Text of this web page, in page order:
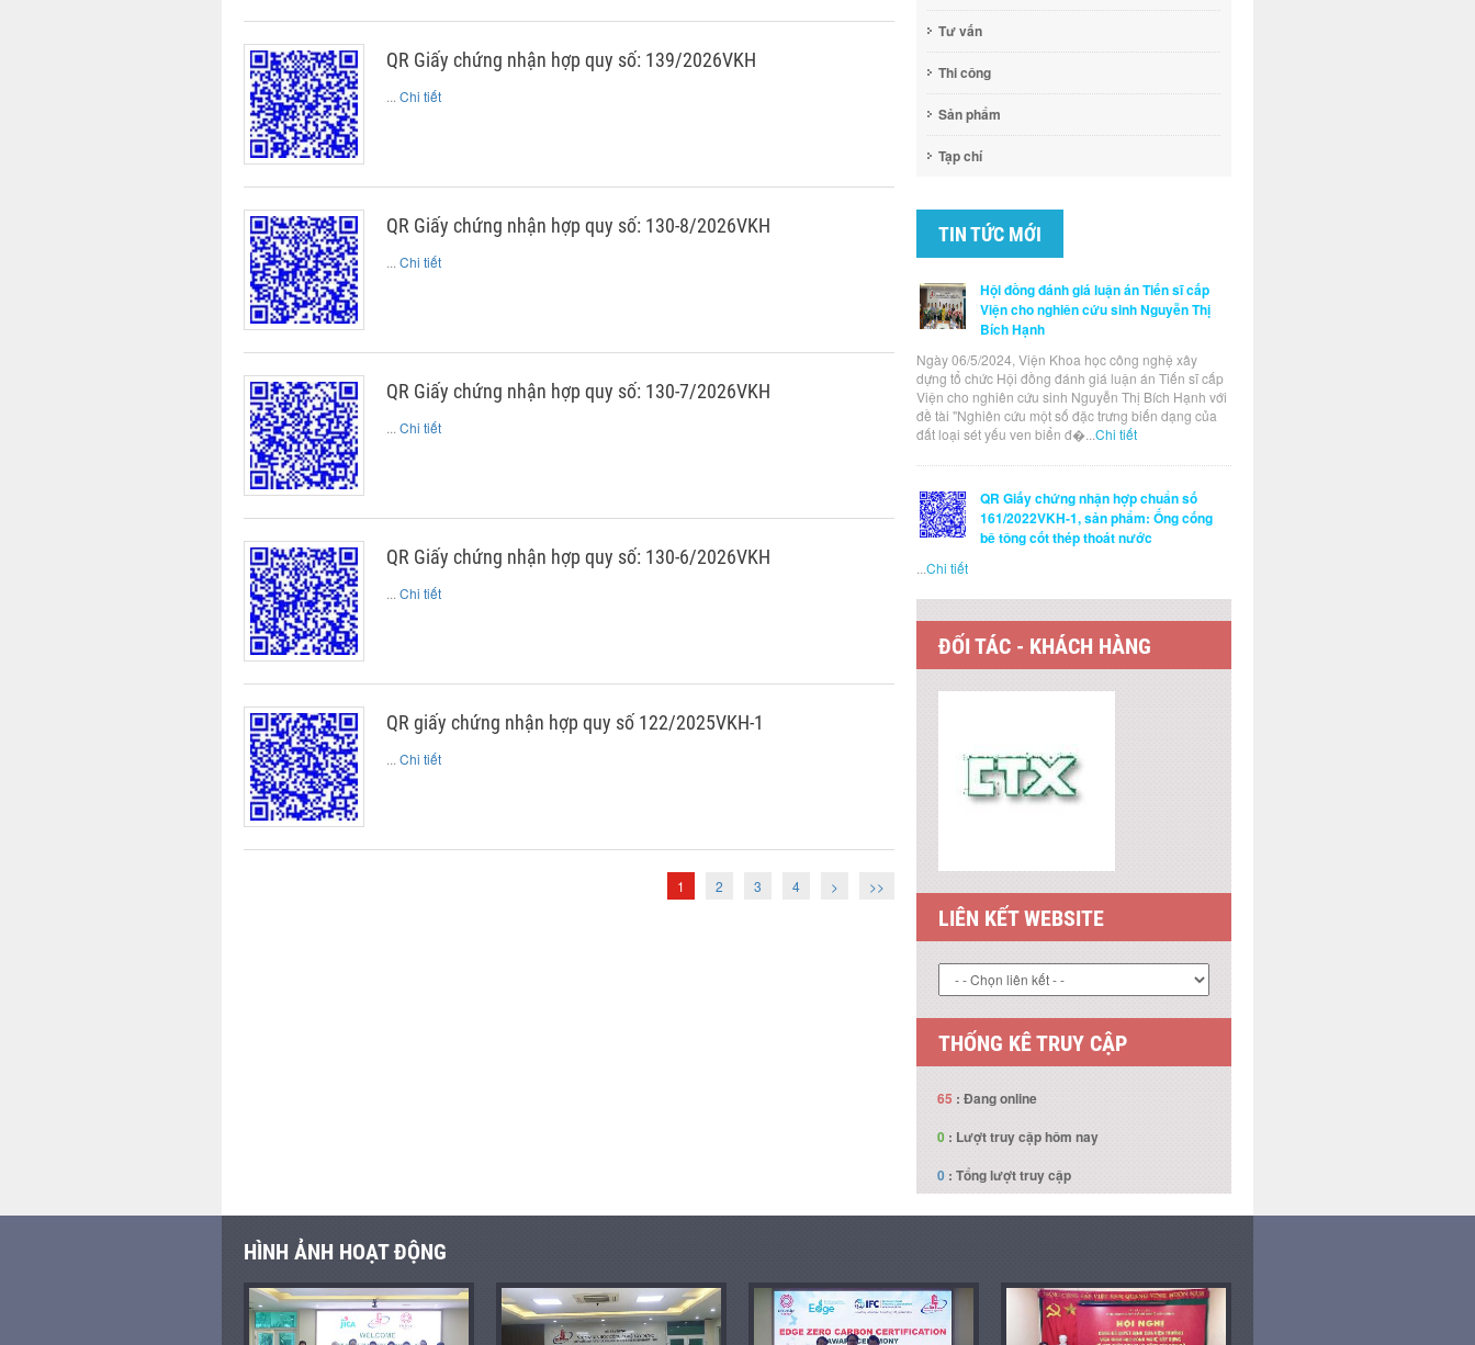
QR Giấy chứng nhận hợp quy số: 139/2026VKH
... Chi tiết
QR Giấy chứng nhận hợp quy số: 130-8/2026VKH
... Chi tiết
QR Giấy chứng nhận hợp quy số: 130-7/2026VKH
... Chi tiết
QR Giấy chứng nhận hợp quy số: 130-6/2026VKH
... Chi tiết
QR giấy chứng nhận hợp quy số 122/2025VKH-1
... Chi tiết
1 2 3 4 > >>
Tư vấn
Thi công
Sản phẩm
Tạp chí
TIN TỨC MỚI
Hội đồng đánh giá luận án Tiến sĩ cấp
Viện cho nghiên cứu sinh Nguyễn Thị
Bích Hạnh
Ngày 06/5/2024, Viện Khoa học công nghệ xây
dựng tổ chức Hội đồng đánh giá luận án Tiến sĩ cấp
Viện cho nghiên cứu sinh Nguyễn Thị Bích Hạnh với
đề tài "Nghiên cứu một số đặc trưng biến dạng của
đất loại sét yếu ven biển đ�...Chi tiết
QR Giấy chứng nhận hợp chuẩn số
161/2022VKH-1, sản phẩm: Ống cống
bê tông cốt thép thoát nước
...Chi tiết
ĐỐI TÁC - KHÁCH HÀNG
LIÊN KẾT WEBSITE
THỐNG KÊ TRUY CẬP
65 : Đang online
0 : Lượt truy cập hôm nay
0 : Tổng lượt truy cập
HÌNH ẢNH HOẠT ĐỘNG